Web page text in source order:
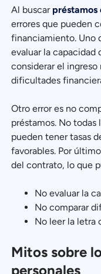
Al buscar préstamos
errores que pueden
financiamiento. Uno
evaluar la capacidad
considerar el
dificultades
Otro error es no
préstamos. No todas
pueden tener tasas
favorables. Por
del contrato, lo que
No evaluar la
No comparar
No leer la letra
Mitos sobre
personales